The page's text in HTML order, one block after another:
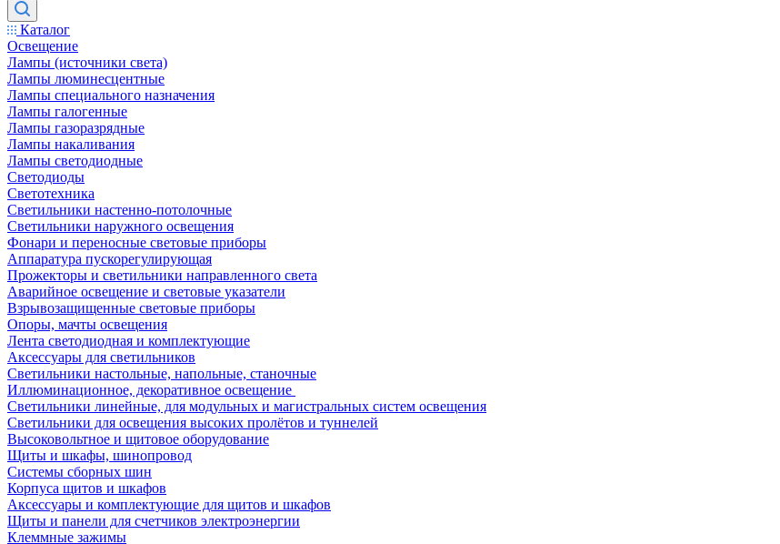
Каталог
Освещение
Лампы (источники света)
Лампы люминесцентные
Лампы специального назначения
Лампы галогенные
Лампы газоразрядные
Лампы накаливания
Лампы светодиодные
Светодиоды
Светотехника
Светильники настенно-потолочные
Светильники наружного освещения
Фонари и переносные световые приборы
Аппаратура пускорегулирующая
Прожекторы и светильники направленного света
Аварийное освещение и световые указатели
Взрывозащищенные световые приборы
Опоры, мачты освещения
Лента светодиодная и комплектующие
Аксессуары для светильников
Светильники настольные, напольные, станочные
Иллюминационное, декоративное освещение
Светильники линейные, для модульных и магистральных систем освещения
Светильники для освещения высоких пролётов и туннелей
Высоковольтное и щитовое оборудование
Щиты и шкафы, шинопровод
Системы сборных шин
Корпуса щитов и шкафов
Аксессуары и комплектующие для щитов и шкафов
Щиты и панели для счетчиков электроэнергии
Клеммные зажимы